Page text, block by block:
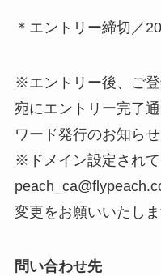
＊エントリー締切／
※エントリー後、ご
宛にエントリー完了
ワード発⾏のお知ら
※ドメイン設定されて
変更をお願いいたし
問い合わせ先